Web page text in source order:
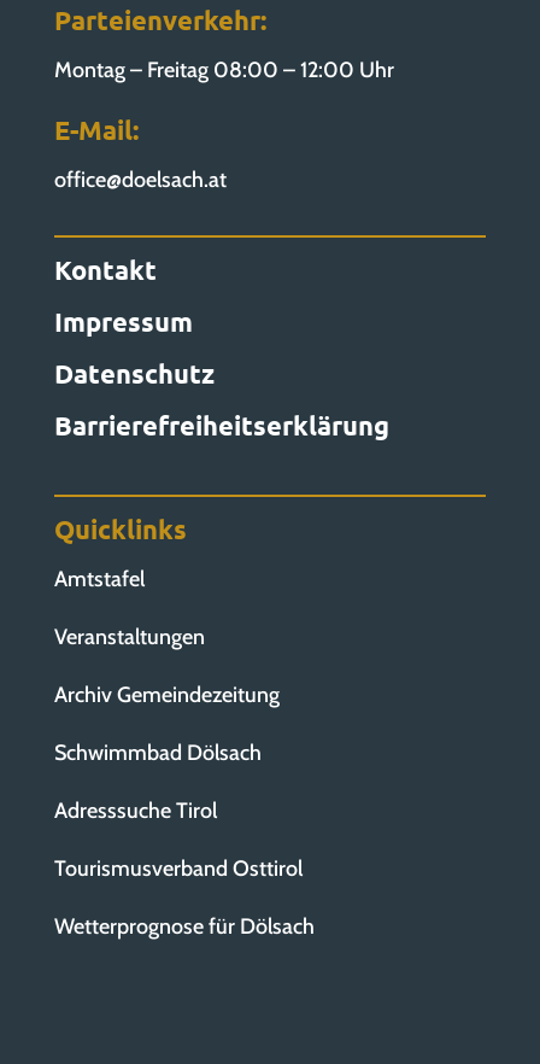
Parteienverkehr:
Montag – Freitag 08:00 – 12:00 Uhr
E-Mail:
office@doelsach.at
Kontakt
Impressum
Datenschutz
Barrierefreiheitserklärung
Quicklinks
Amtstafel
Veranstaltungen
Archiv Gemeindezeitung
Schwimmbad Dölsach
Adresssuche Tirol
Tourismusverband Osttirol
Wetterprognose für Dölsach